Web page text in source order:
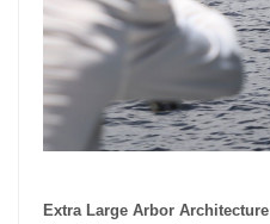
Extra Large Arbor Architecture